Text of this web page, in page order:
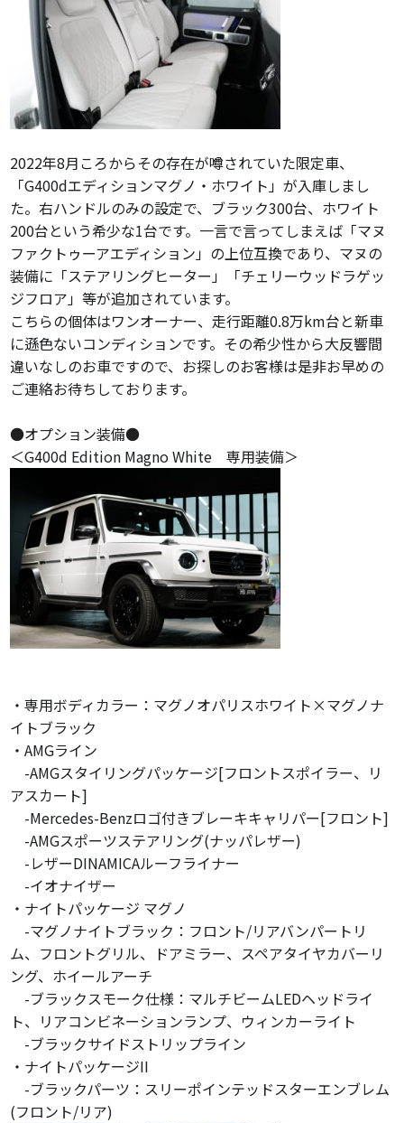
2022年8月ころからその存在が噂されていた限定車、
「G400dエディションマグノ・ホワイト」が入庫しまし
た。右ハンドルのみの設定で、ブラック300台、ホワイト
200台という希少な1台です。一言で言ってしまえば「マヌ
ファクトゥーアエディション」の上位互換であり、マヌの
装備に「ステアリングヒーター」「チェリーウッドラゲッ
ジフロア」等が追加されています。
こちらの個体はワンオーナー、走行距離0.8万km台と新車
に遜色ないコンディションです。その希少性から大反響間
違いなしのお車ですので、お探しのお客様は是非お早めの
ご連絡お待ちしております。
●オプション装備●
＜G400d Edition Magno White 専用装備＞
・専用ボディカラー：マグノオパリスホワイト×マグノナ
イトブラック
・AMGライン
-AMGスタイリングパッケージ[フロントスポイラー、リ
アスカート]
-Mercedes-Benzロゴ付きブレーキキャリパー[フロント]
-AMGスポーツステアリング(ナッパレザー)
-レザーDINAMICAルーフライナー
-イオナイザー
・ナイトパッケージ マグノ
-マグノナイトブラック：フロント/リアバンパートリ
ム、フロントグリル、ドアミラー、スペアタイヤカバーリ
ング、ホイールアーチ
-ブラックスモーク仕様：マルチビームLEDヘッドライ
ト、リアコンビネーションランプ、ウィンカーライト
-ブラックサイドストリップライン
・ナイトパッケージII
-ブラックパーツ：スリーポインテッドスターエンブレム
(フロント/リア)